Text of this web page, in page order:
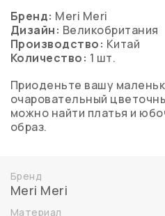
Бренд: Meri Meri
Дизайн: Великобритания
Производство: Китай
Количество: 1 шт.
Приоденьте вашу
очаровательный
можно найти платья и
образ.
Бренд
Meri Meri
Материал